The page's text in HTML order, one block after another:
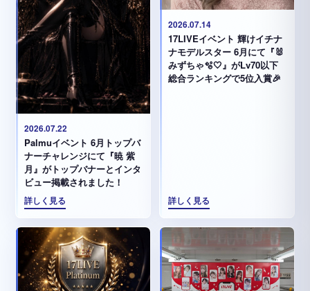
2026.07.22
Palmuイベント 6月トップバ
ナーチャレンジにて『暁 紫
月』がトップバナーとインタ
ビュー掲載されました！
詳しく見る
2026.07.14
17LIVEイベント 輝けイチナ
ナモデルスター 6月にて『🐰
みずちゃ️🫧🤍』がLv70以下
総合ランキングで5位入賞🎉
詳しく見る